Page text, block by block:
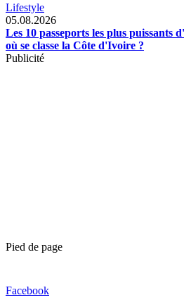
Lifestyle
05.08.2026
Les 10 passeports les plus puissants
où se classe la Côte d'Ivoire ?
Publicité
Pied de page
Facebook